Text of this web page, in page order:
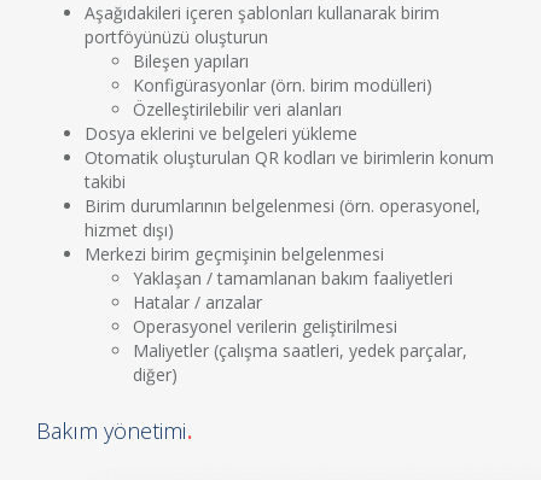
Aşağıdakileri içeren şablonları kullanarak birim
portföyünüzü oluşturun
Bileşen yapıları
Konfigürasyonlar (örn. birim modülleri)
Özelleştirilebilir veri alanları
Dosya eklerini ve belgeleri yükleme
Otomatik oluşturulan QR kodları ve birimlerin konum
takibi
Birim durumlarının belgelenmesi (örn. operasyonel,
hizmet dışı)
Merkezi birim geçmişinin belgelenmesi
Yaklaşan / tamamlanan bakım faaliyetleri
Hatalar / arızalar
Operasyonel verilerin geliştirilmesi
Maliyetler (çalışma saatleri, yedek parçalar,
diğer)
Bakım yönetimi